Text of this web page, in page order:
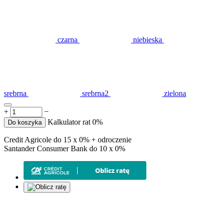
czarna niebieska
srebrna srebrna2 zielona
+ −
Do koszyka Kalkulator rat 0%
Credit Agricole do 15 x 0% + odroczenie
Santander Consumer Bank do 10 x 0%